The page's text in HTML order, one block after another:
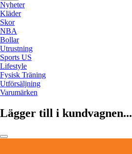
Nyheter
Kläder
Skor
NBA
Bollar
Utrustning
Sports US
Lifestyle
Fysisk Träning
Utförsäljning
Varumärken
Lägger till i kundvagnen...